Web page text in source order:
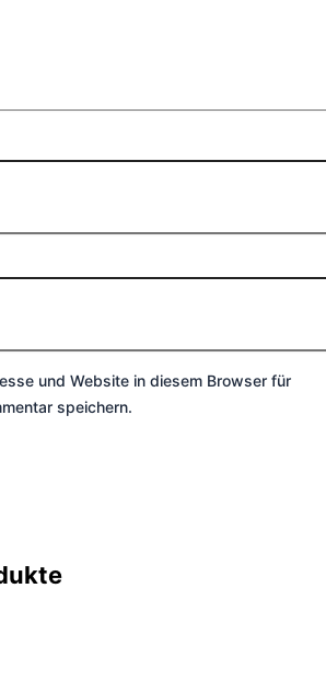
und Website in diesem Browser für
speichern.